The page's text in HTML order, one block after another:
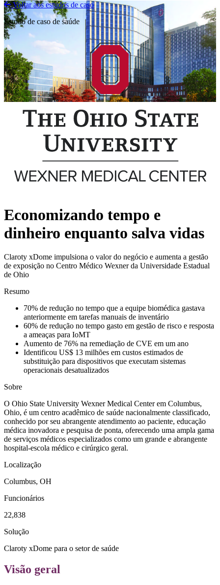
Voltar aos estudos de caso
Estudo de caso de saúde
Economizando tempo e
dinheiro enquanto salva vidas
Claroty xDome impulsiona o valor do negócio e aumenta a gestão
de exposição no Centro Médico Wexner da Universidade Estadual
de Ohio
Resumo
70% de redução no tempo que a equipe biomédica gastava
anteriormente em tarefas manuais de inventário
60% de redução no tempo gasto em gestão de risco e resposta
a ameaças para IoMT
Aumento de 76% na remediação de CVE em um ano
Identificou US$ 13 milhões em custos estimados de
substituição para dispositivos que executam sistemas
operacionais desatualizados
Sobre
O Ohio State University Wexner Medical Center em Columbus,
Ohio, é um centro acadêmico de saúde nacionalmente classificado,
conhecido por seu abrangente atendimento ao paciente, educação
médica inovadora e pesquisa de ponta, oferecendo uma ampla gama
de serviços médicos especializados como um grande e abrangente
hospital-escola médico e cirúrgico geral.
Localização
Columbus, OH
Funcionários
22,838
Solução
Claroty xDome para o setor de saúde
Visão geral